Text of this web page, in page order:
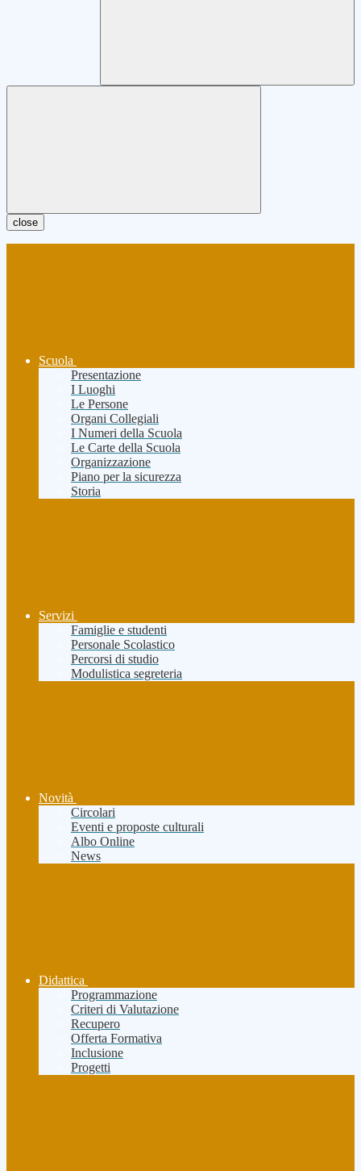
close
Scuola
Presentazione
I Luoghi
Le Persone
Organi Collegiali
I Numeri della Scuola
Le Carte della Scuola
Organizzazione
Piano per la sicurezza
Storia
Servizi
Famiglie e studenti
Personale Scolastico
Percorsi di studio
Modulistica segreteria
Novità
Circolari
Eventi e proposte culturali
Albo Online
News
Didattica
Programmazione
Criteri di Valutazione
Recupero
Offerta Formativa
Inclusione
Progetti